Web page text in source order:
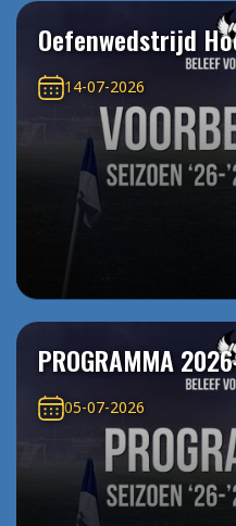
Oefenwedstrijd
14-07-2026
PROGRAMMA
05-07-2026